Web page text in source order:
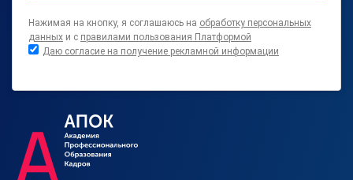
Нажимая на кнопку, я соглашаюсь на обработку персональных
данных и с правилами пользования Платформой
Даю согласие на получение рекламной информации